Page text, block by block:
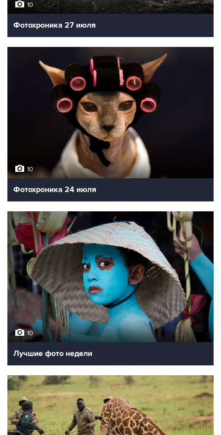
10
Фотохроника 27 июля
10
Фотохроника 24 июля
10
Лучшие фото недели